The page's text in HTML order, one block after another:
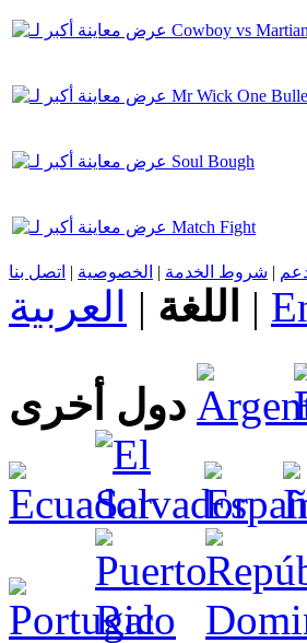
| شروط الخدمة | الخصوصية | اتصل بنا
اللغة | العربية |
دول أخرى